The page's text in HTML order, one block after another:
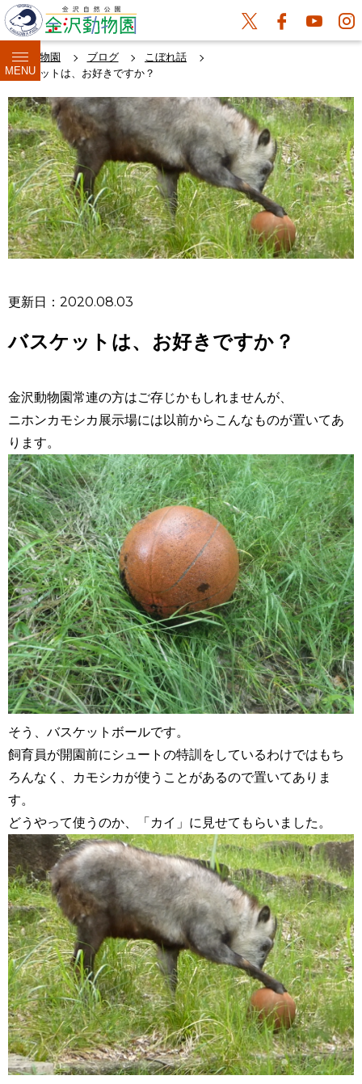
MENU
金沢動物園 ブログ
こぼれ話
バスケットは、お好きですか？
更新日：2020.08.03
バスケットは、お好きですか？
金沢動物園常連の方はご存じかもしれませんが、
ニホンカモシカ展示場には以前からこんなものが置いてあ
ります。
そう、バスケットボールです。
飼育員が開園前にシュートの特訓をしているわけではもち
ろんなく、カモシカが使うことがあるので置いてありま
す。
どうやって使うのか、「カイ」に見せてもらいました。